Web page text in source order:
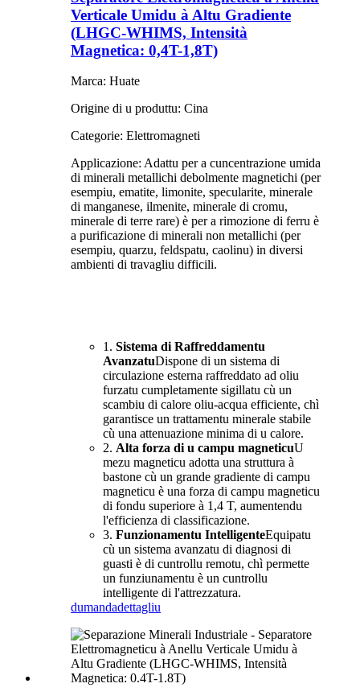
Verticale Umidu à Altu Gradiente
(LHGC-WHIMS, Intensità
Magnetica: 0,4T-1,8T)
Marca: Huate
Origine di u produttu: Cina
Categorie: Elettromagneti
Applicazione: Adattu per a cuncentrazione umida
di minerali metallichi debolmente magnetichi (per
esempiu, ematite, limonite, specularite, minerale
di manganese, ilmenite, minerale di cromu,
minerale di terre rare) è per a rimozione di ferru è
a purificazione di minerali non metallichi (per
esempiu, quarzu, feldspatu, caolinu) in diversi
ambienti di travagliu difficili.
1. Sistema di Raffreddamentu
AvanzatuDispone di un sistema di
circulazione esterna raffreddato ad oliu
furzatu cumpletamente sigillatu cù un
scambiu di calore oliu-acqua efficiente, chì
garantisce un trattamentu minerale stabile
cù una attenuazione minima di u calore.
2. Alta forza di u campu magneticuU
mezu magneticu adotta una struttura à
bastone cù un grande gradiente di campu
magneticu è una forza di campu magneticu
di fondu superiore à 1,4 T, aumentendu
l'efficienza di classificazione.
3. Funzionamentu IntelligenteEquipatu
cù un sistema avanzatu di diagnosi di
guasti è di cuntrollu remotu, chì permette
un funziunamentu è un cuntrollu
intelligente di l'attrezzatura.
dumandadettagliu